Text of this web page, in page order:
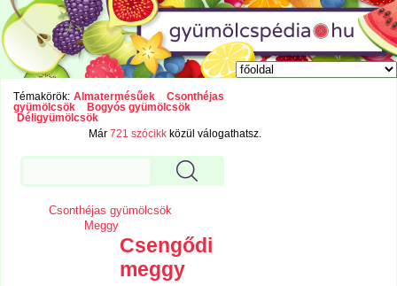
Témakörök: Almatermésűek
Csonthéjas
gyümölcsök
Bogyós gyümölcsök
Déligyümölcsök
Már721 szócikk közül válogathatsz.
Csonthéjas gyümölcsök
Meggy
Csengődi
meggy